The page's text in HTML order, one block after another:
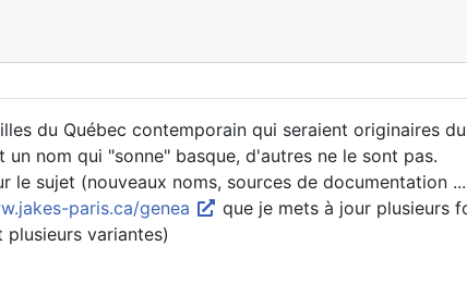
du Québec contemporain qui seraient originaires
nom qui "sonne" basque, d'autres ne le sont pas.
sujet (nouveaux noms, sources de documentation
paris.ca/genea
que je mets à jour plusieurs
variantes)